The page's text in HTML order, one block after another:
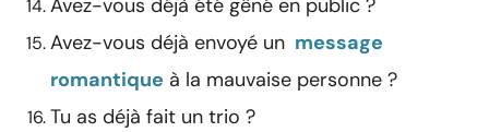
Avez-vous déjà été gêné en public ?
Avez-vous déjà envoyé un message
romantique à la mauvaise personne ?
Tu as déjà fait un trio ?